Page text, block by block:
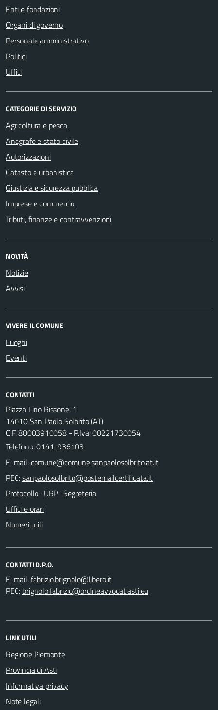
Enti e fondazioni
Organi di governo
Personale amministrativo
Politici
Uffici
CATEGORIE DI SERVIZIO
Agricoltura e pesca
Anagrafe e stato civile
Autorizzazioni
Catasto e urbanistica
Giustizia e sicurezza pubblica
Imprese e commercio
Tributi, finanze e contravvenzioni
NOVITÀ
Notizie
Avvisi
VIVERE IL COMUNE
Luoghi
Eventi
CONTATTI
Piazza Lino Rissone, 1
14010 San Paolo Solbrito (AT)
C.F. 80003910058 - P.Iva: 00221730054
Telefono:0141-936103
E-mail:
PEC:
Protocollo- URP- Segreteria
Uffici e orari
Numeri utili
CONTATTI D.P.O.
E-mail:
PEC:
LINK UTILI
Regione Piemonte
Provincia di Asti
Informativa privacy
Note legali